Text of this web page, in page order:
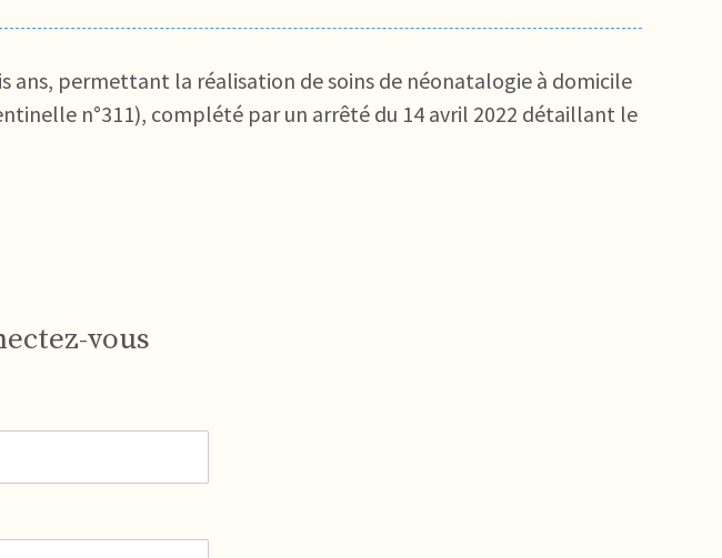
ans, permettant la réalisation de soins de néonatalogie à domicile
n°311), complété par un arrêté du 14 avril 2022 détaillant le
vous